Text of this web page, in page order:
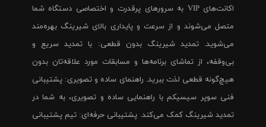
اکانت‌های VIP به سرورهای پرقدرت و اختصاصی دستگاه شما
متصل می‌شوند و از سرعت و پایداری بالای شیرینگ بهره‌مند
می‌شوید. تمدید شیرینگ بدون قطعی: با تمدید سریع و
بی‌وقفه، از تماشای برنامه‌ها و مسابقات مورد علاقه‌تان بدون
هیچ‌گونه قطعی لذت ببرید. راهنمای ساده و تصویری: پشتیبانی
فنی سوپر سیسیکم با راهنمایی ساده و تصویری، به شما در
تمدید شیرینگ کمک می‌کند. پشتیبانی حرفه‌ای: تیم پشتیبانی